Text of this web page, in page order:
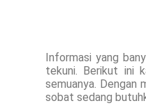
Informasi yang
tekuni. Berikut ini
semuanya. Dengan
sobat sedang